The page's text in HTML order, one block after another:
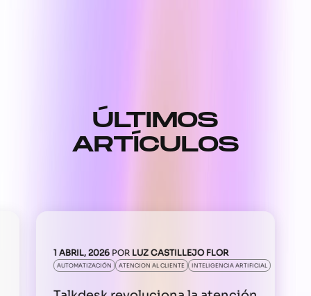
ÚLTIMOS
ARTÍCULOS
1 ABRIL, 2026POR LUZ CASTILLEJO FLOR
AUTOMATIZACIÓN ATENCION AL CLIENTE INTELIGENCIA ARTIFICIAL